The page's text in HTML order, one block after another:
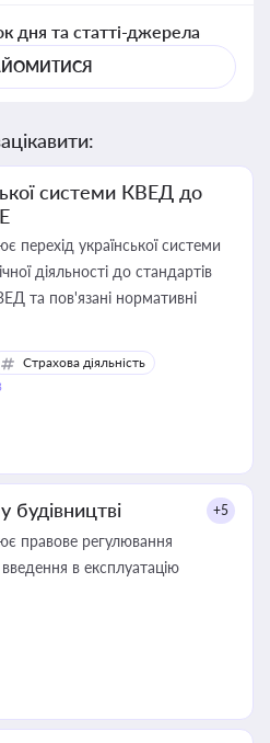
дня та статті-джерела
системи КВЕД до
перехід української системи
діяльності до стандартів
та пов'язані нормативні
Страхова діяльність
будівництві +5
правове регулювання
в експлуатацію